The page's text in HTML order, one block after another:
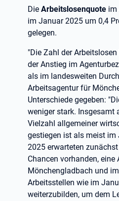
Die Arbeitslosenquote im
im Januar 2025 um 0,4
gelegen.
"Die Zahl der
der Anstieg im
als im landesweiten
Arbeitsagentur für
Unterschiede gegeben:
weniger stark. Insgesamt
Vielzahl allgemeiner
gestiegen ist als meist im
2025 erwarteten
Chancen vorhanden,
Mönchengladbach und
Arbeitsstellen wie im
weiterzubilden, um dem